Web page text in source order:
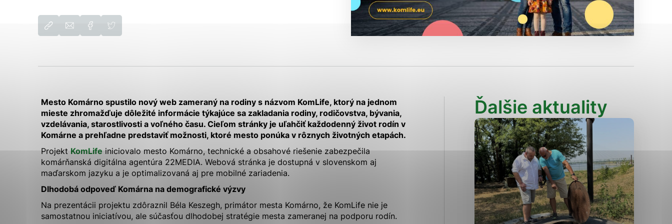
Komárno
Životné prostredie
Ochrana osobných údajov/ GDPR
Mesto Komárno spustilo nový web zameraný na rodiny s názvom KomLife, ktorý na jednom
mieste zhromažďuje dôležité informácie týkajúce sa zakladania rodiny, rodičovstva, bývania,
vzdelávania, starostlivosti a voľného času. Cieľom stránky je uľahčiť každodenný život rodín v
Komárne a prehľadne predstaviť možnosti, ktoré mesto ponúka v rôznych životných etapách.
Projekt KomLife iniciovalo mesto Komárno, technické a obsahové riešenie zabezpečila
komárňanská digitálna agentúra 22MEDIA. Webová stránka je dostupná v slovenskom aj
maďarskom jazyku a je optimalizovaná aj pre mobilné zariadenia.
Dlhodobá odpoveď Komárna na demografické výzvy
Na prezentácii projektu zdôraznil Béla Keszegh, primátor mesta Komárno, že KomLife nie je
samostatnou iniciatívou, ale súčasťou dlhodobej stratégie mesta zameranej na podporu rodín.
Ďalšie aktuality
Analytické cookies
stránky. Bez týchto súborov cookie nemôže web správne fungovať.
Analytické cookies pomáhajú prevádzkovateľovi stránok pochopiť, ako návštevníci stránok stránku používajú,
aby mohol stránky optimalizovať a ponúknuť im lepšiu skúsenosť. Všetky dáta sa zbierajú anonymne a nie je
možné ich spojiť s konkrétnou osobou.
Povoliť všetko Uložiť nastavenia